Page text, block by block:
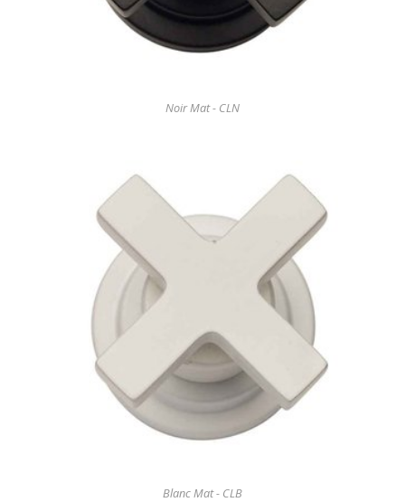
Noir Mat - CLN
Blanc Mat - CLB